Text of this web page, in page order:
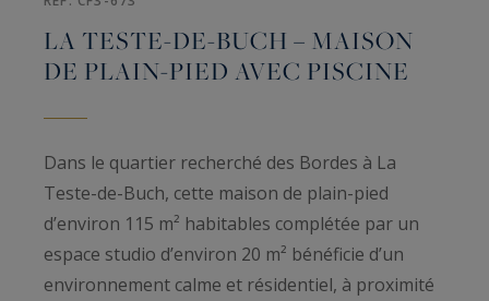
LA TESTE-DE-BUCH – MAISON
DE PLAIN-PIED AVEC PISCINE
Dans le quartier recherché des Bordes à La
Teste-de-Buch, cette maison de plain-pied
d’environ 115 m² habitables complétée par un
espace studio d’environ 20 m² bénéficie d’un
environnement calme et résidentiel, à proximité